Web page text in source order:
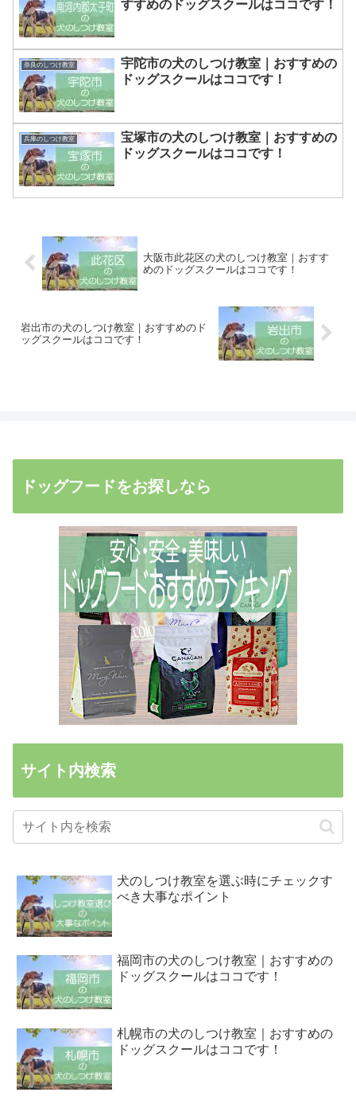
すすめのドッグスクールはココです！
奈良のしつけ教室
宇陀市の犬のしつけ教室｜おすすめの
ドッグスクールはココです！
兵庫のしつけ教室
宝塚市の犬のしつけ教室｜おすすめの
ドッグスクールはココです！
大阪市此花区の犬のしつけ教室｜おすす
めのドッグスクールはココです！
岩出市の犬のしつけ教室｜おすすめのド
ッグスクールはココです！
ドッグフードをお探しなら
サイト内検索
犬のしつけ教室を選ぶ時にチェックす
べき大事なポイント
福岡市の犬のしつけ教室｜おすすめの
ドッグスクールはココです！
札幌市の犬のしつけ教室｜おすすめの
ドッグスクールはココです！